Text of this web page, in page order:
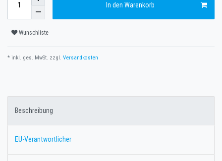
In den Warenkorb
Wunschliste
* inkl. ges. MwSt. zzgl. Versandkosten
Beschreibung
EU-Verantwortlicher